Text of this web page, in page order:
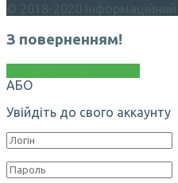
З поверненням!
АБО
Увійдіть до свого аккаунту